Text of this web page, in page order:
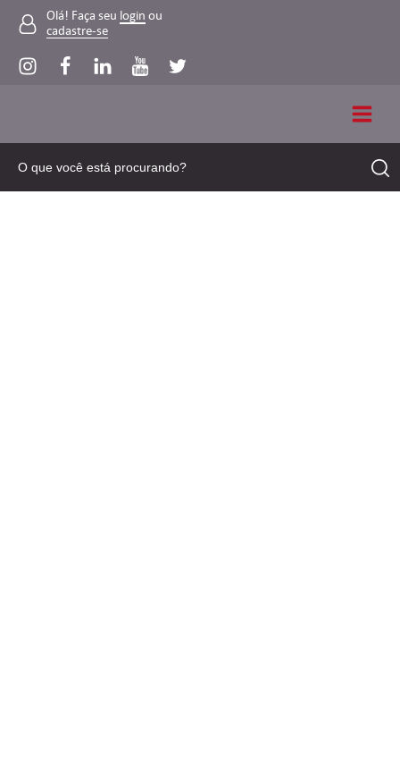
Olá! Faça seu login ou
cadastre-se